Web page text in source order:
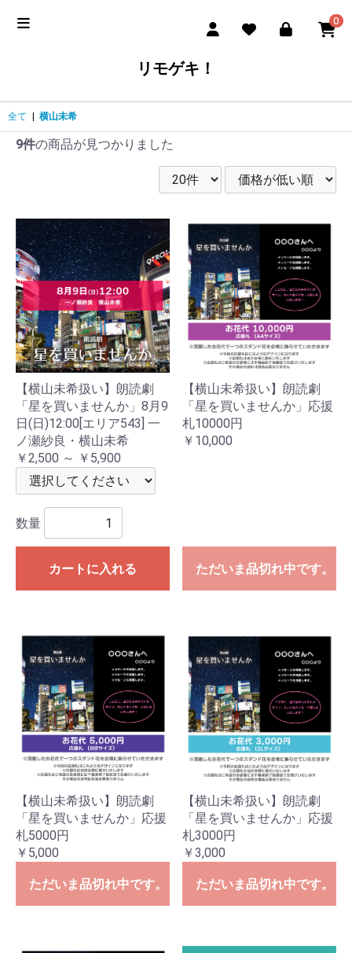
0
リモゲキ！
全て 横山未希
9件の商品が見つかりました
【横山未希扱い】朗読劇
「星を買いませんか」8月9
日(日)12:00[エリア543] 一
ノ瀬紗良・横山未希
￥2,500 ～ ￥5,900
数量
カートに入れる
【横山未希扱い】朗読劇
「星を買いませんか」応援
札10000円
￥10,000
ただいま品切れ中です。
【横山未希扱い】朗読劇
「星を買いませんか」応援
札5000円
￥5,000
ただいま品切れ中です。
【横山未希扱い】朗読劇
「星を買いませんか」応援
札3000円
￥3,000
ただいま品切れ中です。